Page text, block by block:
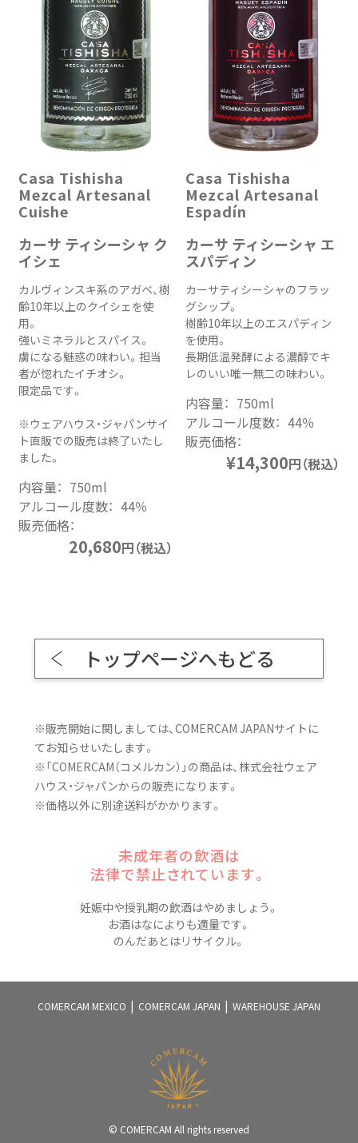
Casa Tishisha
Mezcal Artesanal
Cuishe
カーサ ティシーシャ ク
イシェ
カルヴィンスキ系のアガベ、樹
齢10年以上のクイシェを使
用。
強いミネラルとスパイス。
虜になる魅惑の味わい。担当
者が惚れたイチオシ。
限定品です。
※ウェアハウス・ジャパンサイ
ト直販での販売は終了いたし
ました。
内容量： 750ml
アルコール度数： 44％
販売価格：
20,680円（税込）
Casa Tishisha
Mezcal Artesanal
Espadín
カーサ ティシーシャ エ
スパディン
カーサティシーシャのフラッ
グシップ。
樹齢10年以上のエスパディン
を使用。
長期低温発酵による濃醇でキ
レのいい唯一無二の味わい。
内容量： 750ml
アルコール度数： 44％
販売価格：
¥14,300円（税込）
トップページへもどる
※販売開始に関しましては、COMERCAM JAPANサイトに
てお知らせいたします。
※「COMERCAM（コメルカン） 」の商品は、 株式会社ウェア
ハウス・ジャパンからの販売になります。
※価格以外に別途送料がかかります。
未成年者の飲酒は
法律で禁止されています。
妊娠中や授乳期の飲酒はやめましょう。
お酒はなによりも適量です。
のんだあとはリサイクル。
COMERCAM MEXICO COMERCAM JAPAN WAREHOUSE JAPAN
© COMERCAM All rights reserved